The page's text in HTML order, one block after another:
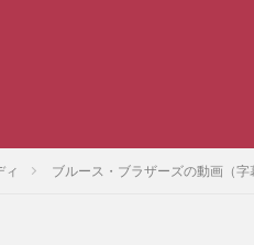
ィ ブルース・ブラザーズの動画（